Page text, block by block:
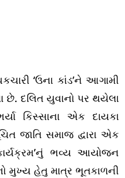
‘ઉના કાંડ’ને આગામી
છે. દલિત યુવાનો પર થયેલા
કિસ્સાના એક દાયકા
જાતિ સમાજ દ્વારા એક
ભવ્ય આયોજન
હેતુ માત્ર ભૂતકાળની